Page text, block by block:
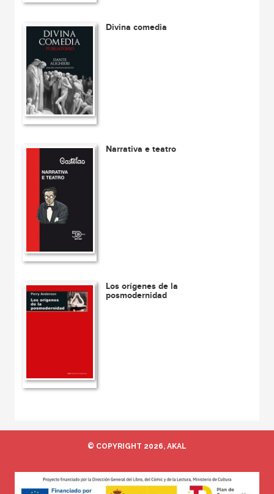
Divina comedia
Narrativa e teatro
Los orígenes de la
posmodernidad
© COPYRIGHT 2026, AKAL